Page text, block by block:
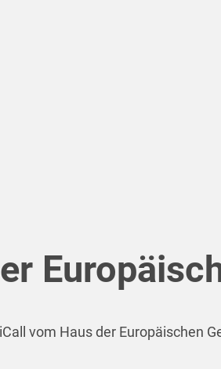
vom Haus der Europäischen